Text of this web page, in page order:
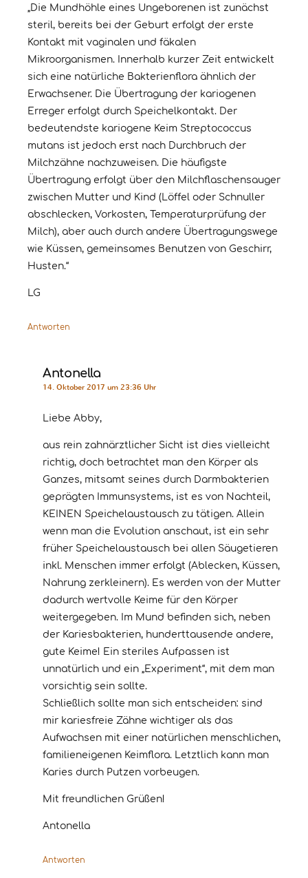
„Die Mundhöhle eines Ungeborenen ist zunächst
steril, bereits bei der Geburt erfolgt der erste
Kontakt mit vaginalen und fäkalen
Mikroorganismen. Innerhalb kurzer Zeit entwickelt
sich eine natürliche Bakterienflora ähnlich der
Erwachsener. Die Übertragung der kariogenen
Erreger erfolgt durch Speichelkontakt. Der
bedeutendste kariogene Keim Streptococcus
mutans ist jedoch erst nach Durchbruch der
Milchzähne nachzuweisen. Die häufigste
Übertragung erfolgt über den Milchflaschensauger
zwischen Mutter und Kind (Löffel oder Schnuller
abschlecken, Vorkosten, Temperaturprüfung der
Milch), aber auch durch andere Übertragungswege
wie Küssen, gemeinsames Benutzen von Geschirr,
Husten.“
LG
Antworten
Antonella
14. Oktober 2017 um 23:36 Uhr
Liebe Abby,
aus rein zahnärztlicher Sicht ist dies vielleicht
richtig, doch betrachtet man den Körper als
Ganzes, mitsamt seines durch Darmbakterien
geprägten Immunsystems, ist es von Nachteil,
KEINEN Speichelaustausch zu tätigen. Allein
wenn man die Evolution anschaut, ist ein sehr
früher Speichelaustausch bei allen Säugetieren
inkl. Menschen immer erfolgt (Ablecken, Küssen,
Nahrung zerkleinern). Es werden von der Mutter
dadurch wertvolle Keime für den Körper
weitergegeben. Im Mund befinden sich, neben
der Kariesbakterien, hunderttausende andere,
gute Keime! Ein steriles Aufpassen ist
unnatürlich und ein „Experiment“, mit dem man
vorsichtig sein sollte.
Schließlich sollte man sich entscheiden: sind
mir kariesfreie Zähne wichtiger als das
Aufwachsen mit einer natürlichen menschlichen,
familieneigenen Keimflora. Letztlich kann man
Karies durch Putzen vorbeugen.
Mit freundlichen Grüßen!
Antonella
Antworten